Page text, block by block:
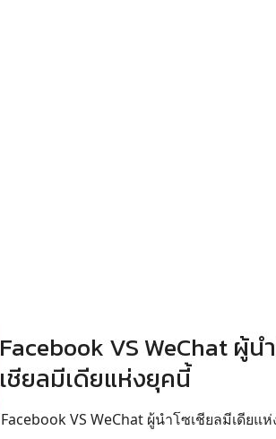
Facebook VS WeChat ผู้น
เชียลมีเดียแห่งยุคนี้
Facebook VS WeChat ผู้นำโซเชียลมีเดียแ